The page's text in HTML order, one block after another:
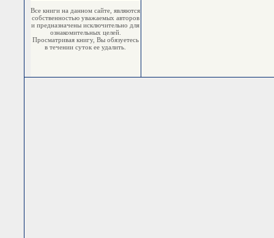
Все книги на данном сайте, являются
собственностью уважаемых авторов
и предназначены исключительно для
ознакомительных целей.
Просматривая книгу, Вы обязуетесь
в течении суток ее удалить.